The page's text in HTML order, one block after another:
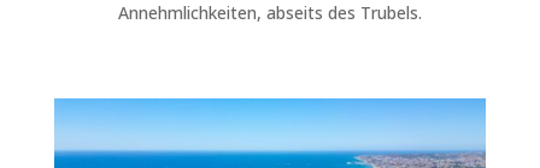
Annehmlichkeiten, abseits des Trubels.